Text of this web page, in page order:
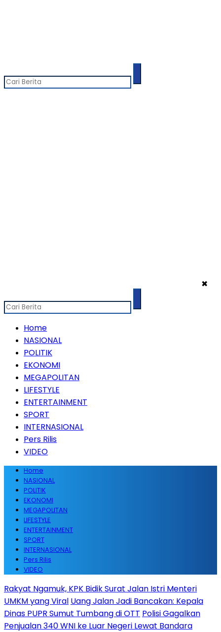
✖
Home
NASIONAL
POLITIK
EKONOMI
MEGAPOLITAN
LIFESTYLE
ENTERTAINMENT
SPORT
INTERNASIONAL
Pers Rilis
VIDEO
Home
NASIONAL
POLITIK
EKONOMI
MEGAPOLITAN
LIFESTYLE
ENTERTAINMENT
SPORT
INTERNASIONAL
Pers Rilis
VIDEO
Rakyat Ngamuk, KPK Bidik Surat Jalan Istri Menteri
UMKM yang Viral Uang Jalan Jadi Bancakan: Kepala
Dinas PUPR Sumut Tumbang di OTT Polisi Gagalkan
Penjualan 340 WNI ke Luar Negeri Lewat Bandara